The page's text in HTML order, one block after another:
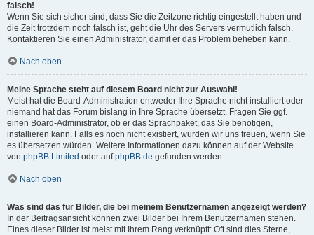
falsch!
Wenn Sie sich sicher sind, dass Sie die Zeitzone richtig eingestellt haben und
die Zeit trotzdem noch falsch ist, geht die Uhr des Servers vermutlich falsch.
Kontaktieren Sie einen Administrator, damit er das Problem beheben kann.
Nach oben
Meine Sprache steht auf diesem Board nicht zur Auswahl!
Meist hat die Board-Administration entweder Ihre Sprache nicht installiert oder
niemand hat das Forum bislang in Ihre Sprache übersetzt. Fragen Sie ggf.
einen Board-Administrator, ob er das Sprachpaket, das Sie benötigen,
installieren kann. Falls es noch nicht existiert, würden wir uns freuen, wenn Sie
es übersetzen würden. Weitere Informationen dazu können auf der Website
von phpBB Limited oder aufphpBB.de gefunden werden.
Nach oben
Was sind das für Bilder, die bei meinem Benutzernamen angezeigt werden?
In der Beitragsansicht können zwei Bilder bei Ihrem Benutzernamen stehen.
Eines dieser Bilder ist meist mit Ihrem Rang verknüpft: Oft sind dies Sterne,